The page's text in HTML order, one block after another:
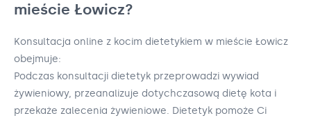
mieście Łowicz?
Konsultacja online z kocim dietetykiem w mieście Łowicz
obejmuje:
Podczas konsultacji dietetyk przeprowadzi wywiad
żywieniowy, przeanalizuje dotychczasową dietę kota i
przekaże zalecenia żywieniowe. Dietetyk pomoże Ci